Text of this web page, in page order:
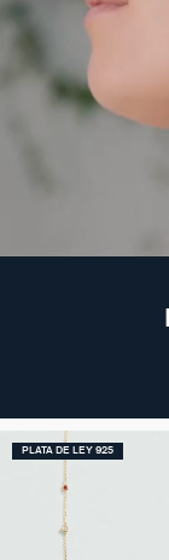
PLATA DE LEY 925